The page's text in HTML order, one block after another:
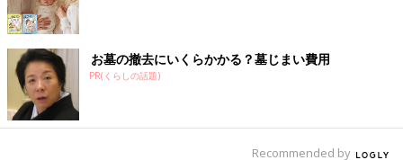
お墓の撤去にいくらかかる？墓じまい費用
PR(くらしの話題)
Recommended by